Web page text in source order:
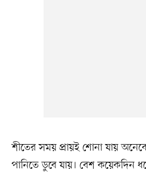
শীতের সময় প্রায়ই শোনা যায়
পানিতে ডুবে যায়। বেশ কয়েকদিন